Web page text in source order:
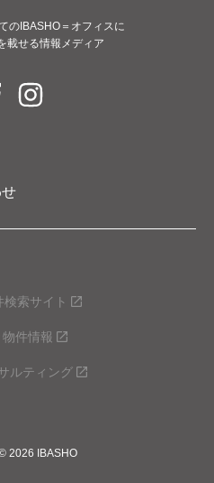
のIBASHO＝オフィスに
載せる情報メディア
検索サイト
件情報
ルティング
2026 IBASHO